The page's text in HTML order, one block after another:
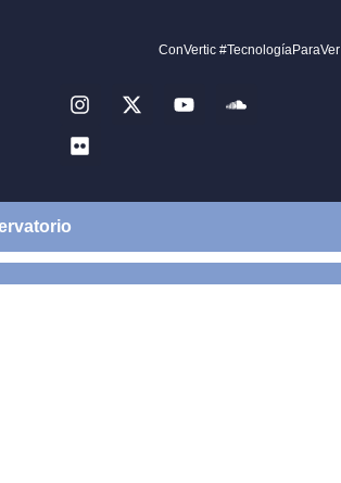
ConVertic #TecnologíaParaVer